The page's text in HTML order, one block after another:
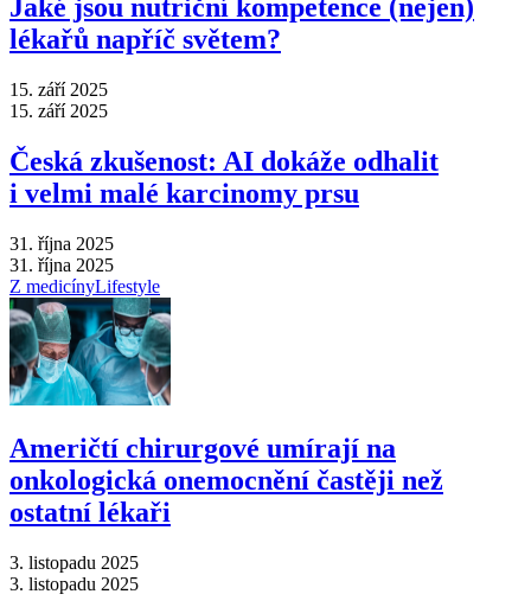
Jaké jsou nutriční kompetence (nejen)
lékařů napříč světem?
15. září 2025
15. září 2025
Česká zkušenost: AI dokáže odhalit
i velmi malé karcinomy prsu
31. října 2025
31. října 2025
Z medicínyLifestyle
Američtí chirurgové umírají na
onkologická onemocnění častěji než
ostatní lékaři
3. listopadu 2025
3. listopadu 2025